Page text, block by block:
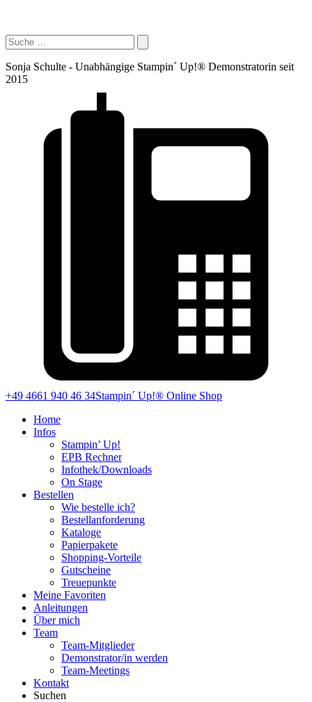
Sonja Schulte - Unabhängige Stampin´ Up!® Demonstratorin seit
2015
+49 4661 940 46 34Stampin´ Up!® Online Shop
Home
Infos
Stampin’ Up!
EPB Rechner
Infothek/Downloads
On Stage
Bestellen
Wie bestelle ich?
Bestellanforderung
Kataloge
Papierpakete
Shopping-Vorteile
Gutscheine
Treuepunkte
Meine Favoriten
Anleitungen
Über mich
Team
Team-Mitglieder
Demonstrator/in werden
Team-Meetings
Kontakt
Suchen